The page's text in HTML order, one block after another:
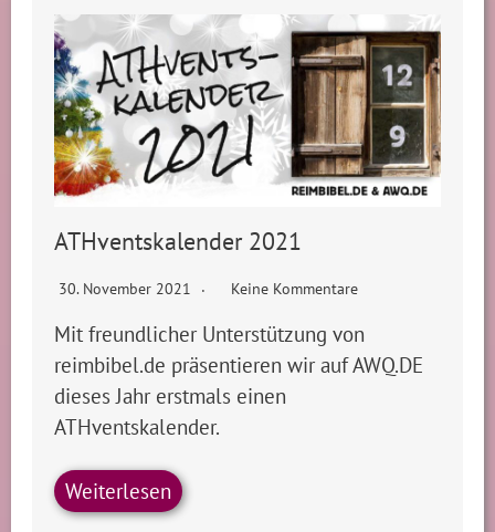
ATHventskalender 2021
30. November 2021 Keine Kommentare
Mit freundlicher Unterstützung von
reimbibel.de präsentieren wir auf AWQ.DE
dieses Jahr erstmals einen
ATHventskalender.
Weiterlesen